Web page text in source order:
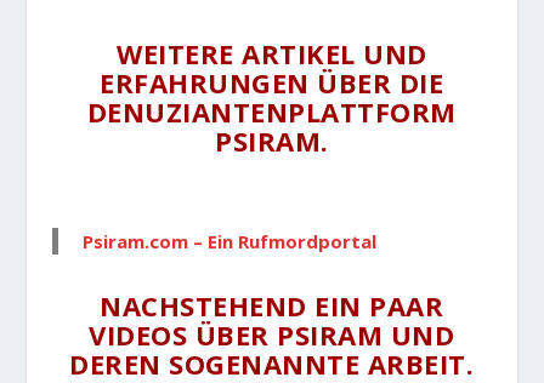
WEITERE ARTIKEL UND
ERFAHRUNGEN ÜBER DIE
DENUZIANTENPLATTFORM
PSIRAM.
Psiram.com – Ein Rufmordportal
NACHSTEHEND EIN PAAR
VIDEOS ÜBER PSIRAM UND
DEREN SOGENANNTE ARBEIT.